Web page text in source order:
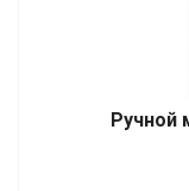
Ручной